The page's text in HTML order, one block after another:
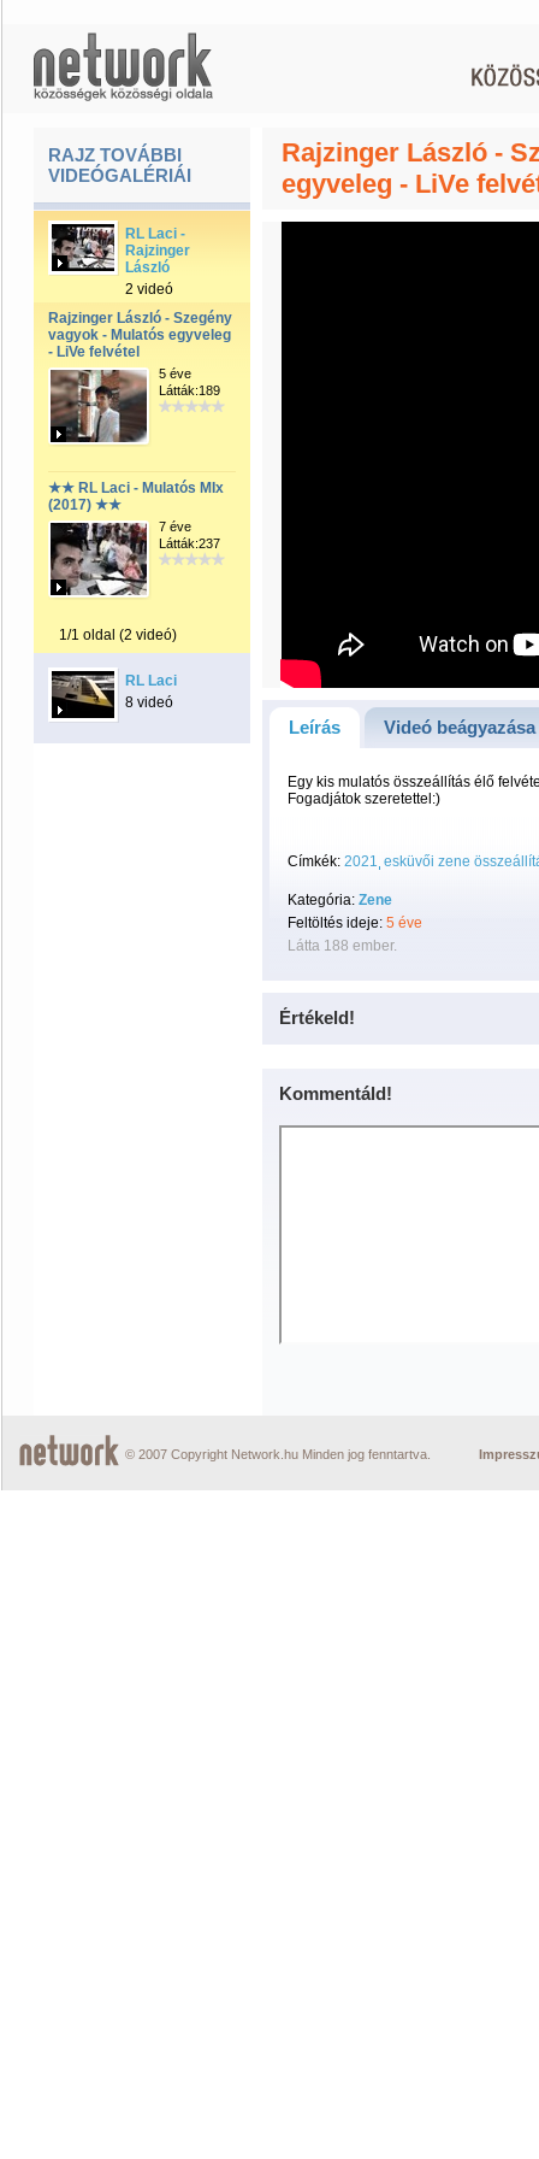
RAJZ TOVÁBBI
VIDEÓGALÉRIÁI
RL Laci -
Rajzinger
László
2 videó
Rajzinger László - Szegény
vagyok - Mulatós egyveleg
- LiVe felvétel
5 éve
Látták:189
★★ RL Laci - Mulatós MIx
(2017) ★★
7 éve
Látták:237
1/1 oldal (2 videó)
RL Laci
8 videó
Rajzinger László -
egyveleg - LiVe
Leírás Videó beágyazása
Egy kis mulatós összeállítás élő
Fogadjátok szeretettel:)
Címkék: 2021 esküvői zene
Kategória: Zene
Feltöltés ideje: 5 éve
Látta 188 ember.
Értékeld!
Kommentáld!
© 2007 Copyright Network.hu Minden jog fenntartva.